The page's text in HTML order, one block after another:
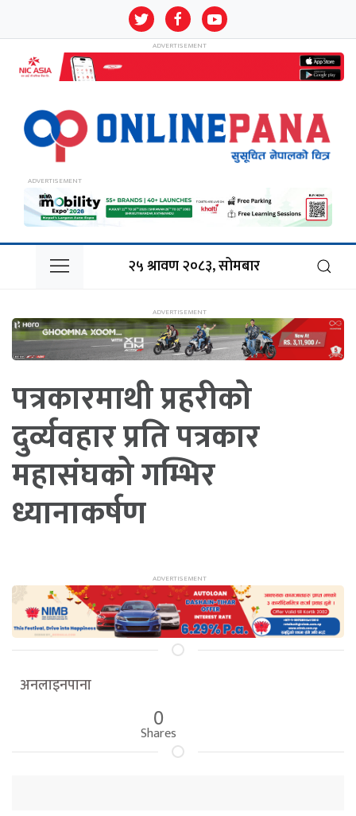
२५ श्रावण २०८३, सोमबार
पत्रकारमाथी प्रहरीको
दुर्व्यवहार प्रति पत्रकार
महासंघको गम्भिर
ध्यानाकर्षण
अनलाइनपाना
0
Shares